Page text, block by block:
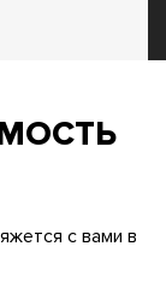
с вами в